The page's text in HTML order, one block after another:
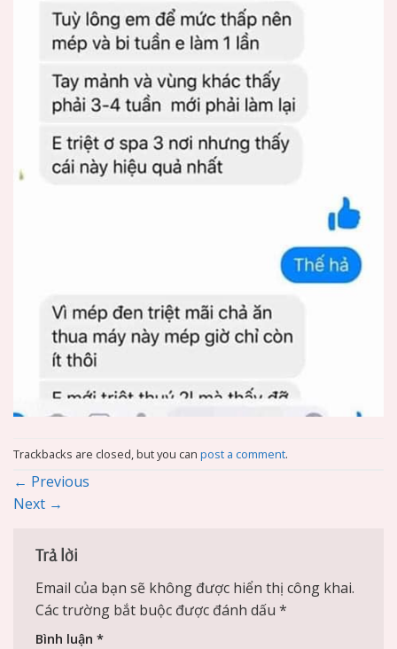
Trackbacks are closed, but you can post a comment.
← Previous
Next →
Trả lời
Email của bạn sẽ không được hiển thị công khai.
Các trường bắt buộc được đánh dấu *
Bình luận *